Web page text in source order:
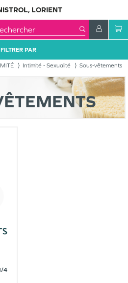
LORIENT
Intimité - Sexualité Sous-vêtements
FILTRER PAR
4